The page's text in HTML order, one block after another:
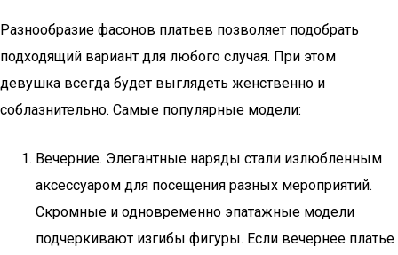
Разнообразие фасонов платьев позволяет подобрать
подходящий вариант для любого случая. При этом
девушка всегда будет выглядеть женственно и
соблазнительно. Самые популярные модели:
Вечерние. Элегантные наряды стали излюбленным
аксессуаром для посещения разных мероприятий.
Скромные и одновременно эпатажные модели
подчеркивают изгибы фигуры. Если вечернее платье